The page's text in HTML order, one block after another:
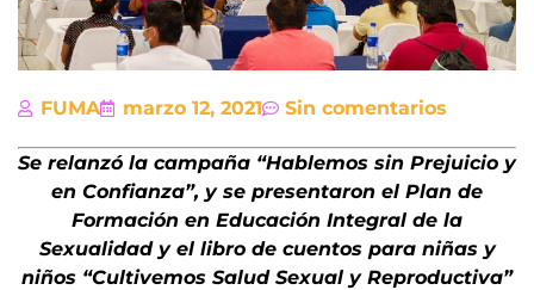
FUMA marzo 12, 2021 Sin comentarios
Se relanzó la campaña “Hablemos sin Prejuicio y
en Confianza”, y se presentaron el Plan de
Formación en Educación Integral de la
Sexualidad y el libro de cuentos para niñas y
niños “Cultivemos Salud Sexual y Reproductiva”